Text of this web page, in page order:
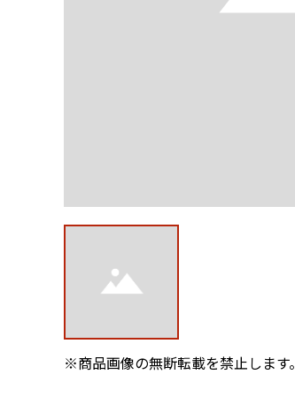
※商品画像の無断転載を禁止します。